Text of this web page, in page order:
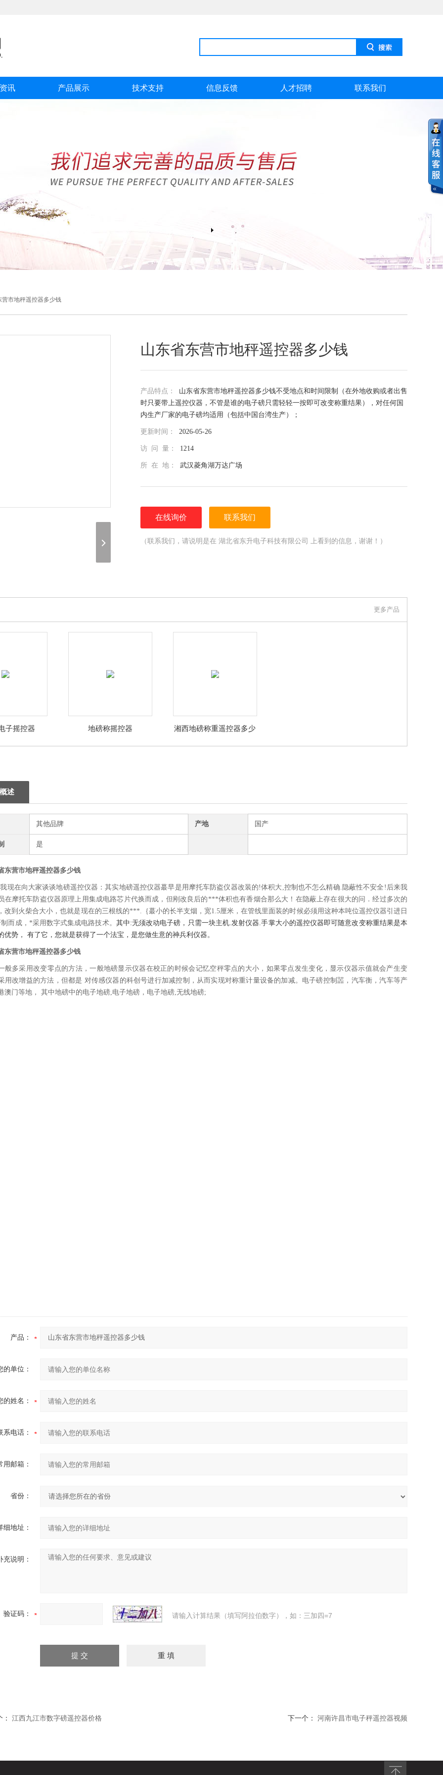
讯 产品展示 技术支持 信息反馈 人才招聘 联系我们
市地秤遥控器多少钱
山东省东营市地秤遥控器多少钱
产品特点： 山东省东营市地秤遥控器多少钱不受地点和时间限制（在外地收购或者出售
时只要带上遥控仪器，不管是谁的电子磅只需轻轻一按即可改变称重结果），对任何国
内生产厂家的电子磅均适用（包括中国台湾生产）；
更新时间： 2026-05-26
访 问 量： 1214
所 在 地： 武汉菱角湖万达广场
在线询价 联系我们
（联系我们，请说明是在 湖北省东升电子科技有限公司 上看到的信息，谢谢！）
更多产品
子摇控器 地磅称摇控器
湘西地磅称重遥控器多少
述
其他品牌 产地 国产
是
东营市地秤遥控器多少钱
现在向大家谈谈地磅遥控仪器：其实地磅遥控仪器蕞早是用摩托车防盗仪器改装的!体积大,控制也不怎么精确.隐蔽性不安全!后来我
在摩托车防盗仪器原理上用集成电路芯片代换而成，但刚改良后的***体积也有香烟合那么大！在隐蔽上存在很大的问．经过多次的
改到火柴合大小，也就是现在的三根线的***.｛蕞小的长半支烟，宽1.5厘米，在管线里面装的时候必须用这种本吨位遥控仪器引进日
而成，*采用数字式集成电路技术。 其中:无须改动电子磅，只需一块主机.发射仪器.手掌大小的遥控仪器即可随意改变称重结果是本
优势， 有了它，您就是获得了一个法宝，是您做生意的神兵利仪器。
东营市地秤遥控器多少钱
般多采用改变零点的方法，一般地磅显示仪器在校正的时候会记忆空秤零点的大小，如果零点发生变化，显示仪器示值就会产生变
用改增益的方法，但都是 对传感仪器的科创号进行加减控制，从而实现对称重计量设备的加减。电子磅控制噐，汽车衡，汽车等产
澳门等地， 其中地磅中的电子地磅,电子地磅，电子地磅,无线地磅;
产品：
的单位：
的姓名：
系电话：
用邮箱：
省份：
细地址：
充说明：
验证码： 请输入计算结果（填写阿拉伯数字），如：三加四=7
江西九江市数字磅遥控器价格 下一个： 河南许昌市电子秤遥控器视频